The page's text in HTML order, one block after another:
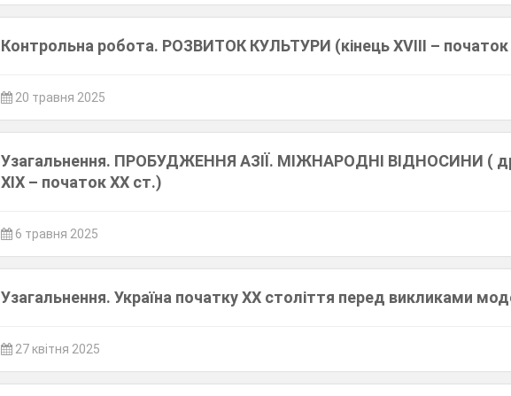
Контрольна робота. РОЗВИТОК КУЛЬТУРИ (кінець ХVІІІ –
20 травня 2025
Узагальнення. ПРОБУДЖЕННЯ АЗІЇ. МІЖНАРОДНІ ВІДНОСИНИ (
ХІХ – початок ХХ ст.)
6 травня 2025
Узагальнення. Україна початку ХХ століття перед викликами
27 квітня 2025